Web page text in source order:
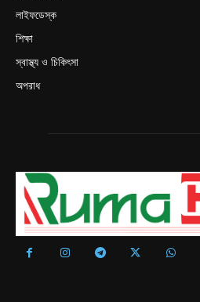
লাইফডেস্ক
শিক্ষা
স্বাস্থ্য ও চিকিৎসা
অপরাধ